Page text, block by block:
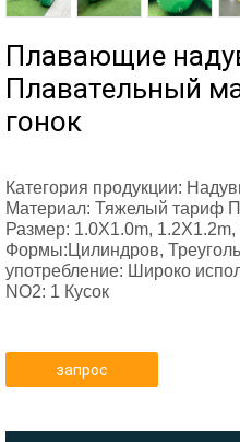
Плавающие
Плавательный
гонок
Категория продукции:
Материал: Тяжелый тариф
Размер: 1.0X1.0m,
Формы:Цилиндров,
употребление: Широко
NO2: 1 Кусок
запрос